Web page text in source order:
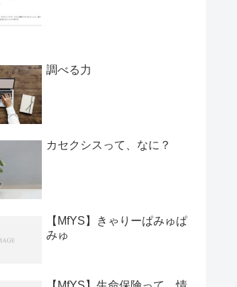
調べる力
カセクシスって、なに？
【MfYS】きゃりーぱみゅぱ
みゅ